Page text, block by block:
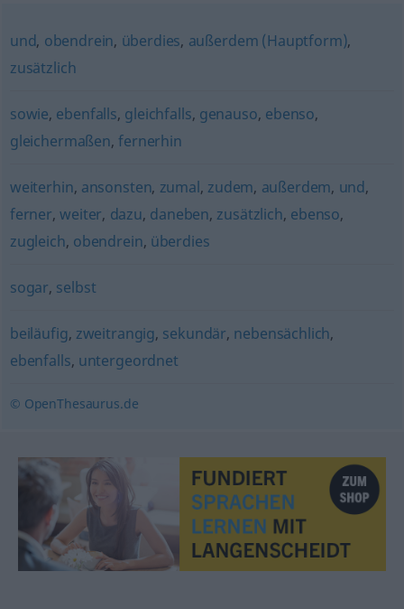
und, obendrein, überdies, außerdem (Hauptform),
zusätzlich
sowie, ebenfalls, gleichfalls, genauso, ebenso,
gleichermaßen,fernerhin
weiterhin, ansonsten, zumal, zudem, außerdem, und,
ferner,weiter, dazu, daneben, zusätzlich, ebenso,
zugleich, obendrein, überdies
sogar, selbst
beiläufig, zweitrangig, sekundär, nebensächlich,
ebenfalls, untergeordnet
© OpenThesaurus.de